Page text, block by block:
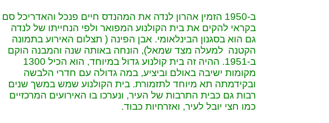
ב-1950 הזמין אהרון לנדה את המהנדס חיים פנכל והאדריכל סם
בקראי להקים את בית הקולנוע המפואר ולפי הנחייתו של לנדה
גם הוא בסגנון הבינלאומי. אבן הפינה ( תצלום האירוע בתמונה
הקטנה למעלה מצד שמאל), הונחה באותה שנה והמבנה הוקם
ב-1951. ההיה זה בית קולנוע גדול במיוחד, הוא הכיל 1300
מקומות ישיבה באולם וביציע, במה גדולה עם חדרי הלבשה
ובקידמתה תא מיוחד לתזמורת. בית הקולנוע שמש במשך שנים
רבות גם כבית התרבות של העיר, ונערכו בו האירועים המרכזיים
כמו חצי יובל לעיר, ואזרחיות כבוד.